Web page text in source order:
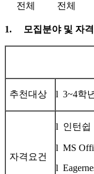
전체
전체
1. 모집분야 및 자
추천대상 l 3~4학
자격요건
l 인턴쉽
l MS
l